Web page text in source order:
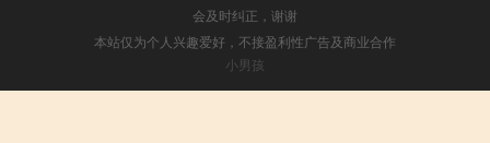
会及时纠正，谢谢
本站仅为个人兴趣爱好，不接盈利性广告及商业合作
小男孩